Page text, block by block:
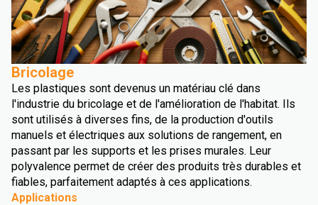
Bricolage
Les plastiques sont devenus un matériau clé dans
l'industrie du bricolage et de l'amélioration de l'habitat. Ils
sont utilisés à diverses fins, de la production d'outils
manuels et électriques aux solutions de rangement, en
passant par les supports et les prises murales. Leur
polyvalence permet de créer des produits très durables et
fiables, parfaitement adaptés à ces applications.
Applications